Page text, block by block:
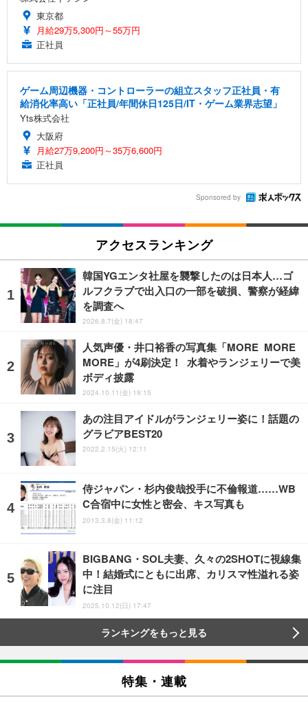
東京都
月給29万5,300円～55万円
正社員
ゲーム周辺機器・コントローラーの組立スタッフ正社員・有
給消化率高い「正社員/年間休日125日/IT・ゲーム業界志望」
Yts株式会社
大阪府
月給27万9,200円～35万6,600円
正社員
Sponsored by
アクセスランキング
韓国YGエンタ社屋を襲撃したのは日本人…ゴ
ルフクラブで出入口の一部を破損、警察が経緯
を調査へ
2026.8.7(金) 18:47
人気声優・井口裕香の写真集「MORE MORE
MORE」が4刷決定！ 水着やランジェリーで美
ボディ披露
2024.10.11(金) 19:15
あの注目アイドルがランジェリー姿に！話題の
グラビアBEST20
2022.2.15(火) 12:11
侍ジャパン・杉内俊哉投手に不倫報道……WB
C合宿中に女性と密会、キス写真も
2013.3.8(金) 11:12
BIGBANG・SOL夫妻、久々の2SHOTに視線集
中！結婚式にともに出席、カリスマ性溢れる姿
に注目
2025.10.12(日) 17:47
ランキングをもっと見る
特集・連載